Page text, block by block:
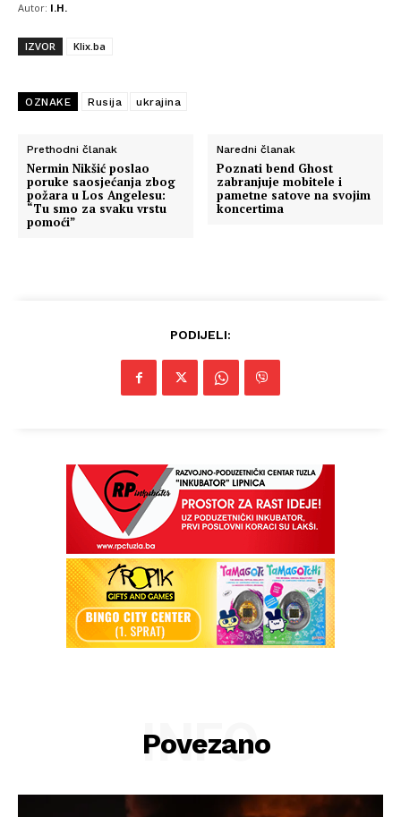
Autor: I.H.
IZVOR Klix.ba
OZNAKE Rusija ukrajina
Prethodni članak
Nermin Nikšić poslao
poruke saosjećanja zbog
požara u Los Angelesu:
“Tu smo za svaku vrstu
pomoći”
Naredni članak
Poznati bend Ghost
zabranjuje mobitele i
pametne satove na svojim
koncertima
PODIJELI:
Povezano
INFO